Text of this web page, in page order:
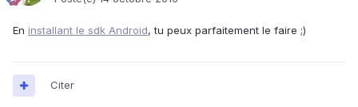
En installant le sdk Android, tu peux parfaitement le faire ;)
Citer